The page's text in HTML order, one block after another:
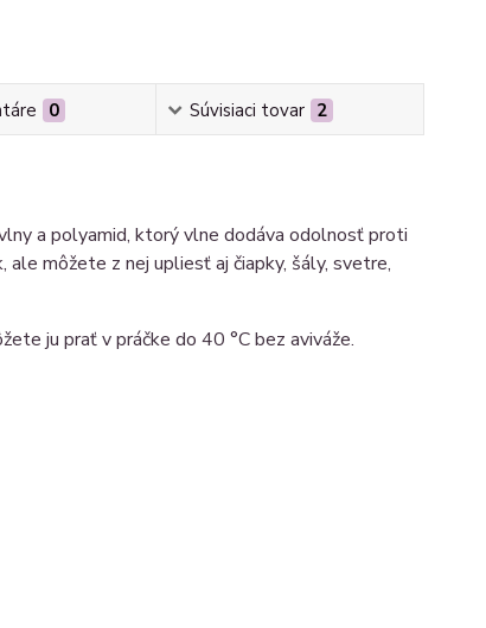
0 Súvisiaci tovar 2
a polyamid, ktorý vlne dodáva odolnosť proti
ale môžete z nej upliesť aj čiapky, šály, svetre,
ju prať v práčke do 40 °C bez aviváže.